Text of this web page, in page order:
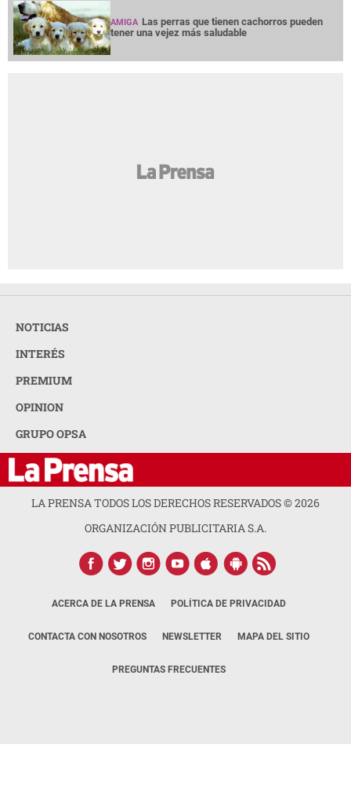
AMIGA Las perras que tienen cachorros pueden
tener una vejez más saludable
NOTICIAS
INTERÉS
PREMIUM
OPINION
GRUPO OPSA
LA PRENSA TODOS LOS DERECHOS RESERVADOS ©2026
ORGANIZACIÓN PUBLICITARIA S.A.
ACERCA DE LA PRENSA POLÍTICA DE PRIVACIDAD
CONTACTA CON NOSOTROS NEWSLETTER MAPA DEL SITIO
PREGUNTAS FRECUENTES